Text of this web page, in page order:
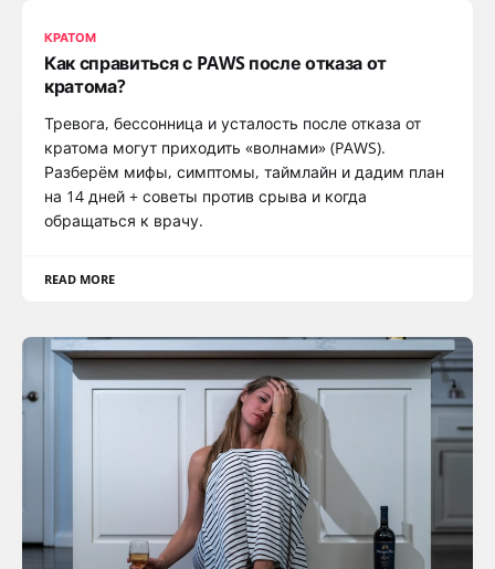
КРАТОМ
Как справиться с PAWS после отказа от
кратома?
Тревога, бессонница и усталость после отказа от
кратома могут приходить «волнами» (PAWS).
Разберём мифы, симптомы, таймлайн и дадим план
на 14 дней + советы против срыва и когда
обращаться к врачу.
READ MORE